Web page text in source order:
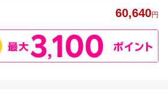
60,640円